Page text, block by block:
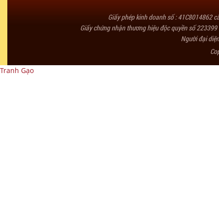
Giấy phép kinh doanh số : 41C8014862
Giấy chứng nhận thương hiệu độc quyền số
Người đại
Tranh Gạo